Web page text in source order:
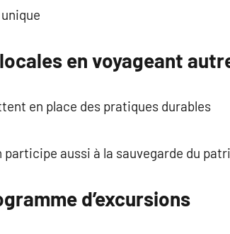
en voyageant
en place des pratiques durables
aussi à la sauvegarde du
d’excursions